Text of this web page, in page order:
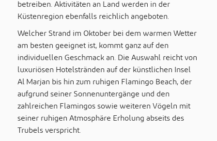
betreiben. Aktivitäten an Land werden in der
Küstenregion ebenfalls reichlich angeboten.
Welcher Strand im Oktober bei dem warmen Wetter
am besten geeignet ist, kommt ganz auf den
individuellen Geschmack an. Die Auswahl reicht von
luxuriösen Hotelstränden auf der künstlichen Insel
Al Marjan bis hin zum ruhigen Flamingo Beach, der
aufgrund seiner Sonnenuntergänge und den
zahlreichen Flamingos sowie weiteren Vögeln mit
seiner ruhigen Atmosphäre Erholung abseits des
Trubels verspricht.